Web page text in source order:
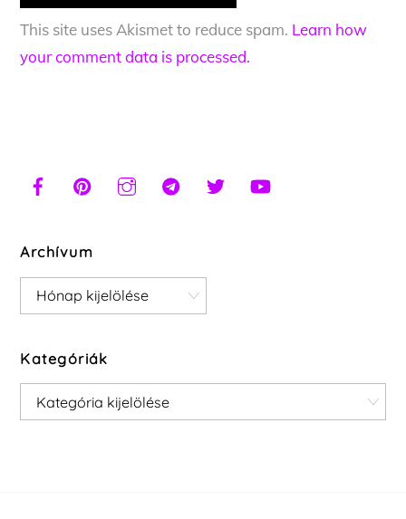
This site uses Akismet to reduce spam. Learn how
your comment data is processed.
Archívum
Archívum
Kategóriák
Kategóriák